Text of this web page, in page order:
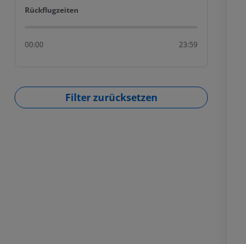
Rückflugzeiten
Rückflugzeiten
00:00 23:59
Filter zurücksetzen